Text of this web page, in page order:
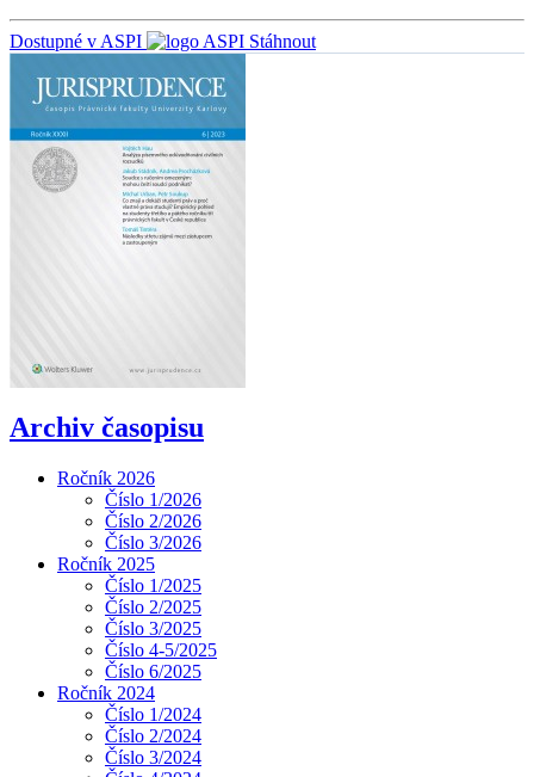
Dostupné v ASPI Stáhnout
Archiv časopisu
Ročník 2026
Číslo 1/2026
Číslo 2/2026
Číslo 3/2026
Ročník 2025
Číslo 1/2025
Číslo 2/2025
Číslo 3/2025
Číslo 4-5/2025
Číslo 6/2025
Ročník 2024
Číslo 1/2024
Číslo 2/2024
Číslo 3/2024